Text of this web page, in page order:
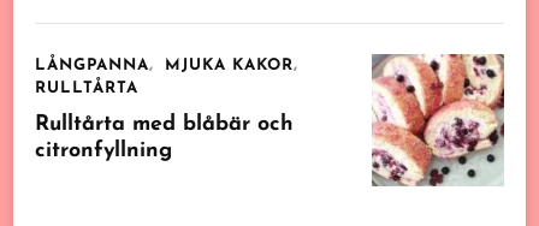
LÅNGPANNA
MJUKA KAKOR
RULLTÅRTA
Rulltårta med blåbär och
citronfyllning